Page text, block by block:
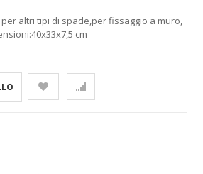
altri tipi di spade,per fissaggio a muro,
cm